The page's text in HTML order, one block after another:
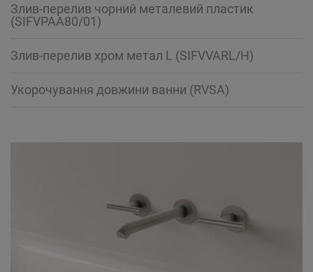
Злив-перелив чорний металевий пластик
(SIFVPAA80/01)
Злив-перелив хром метал L (SIFVVARL/H)
Укорочування довжини ванни (RVSA)